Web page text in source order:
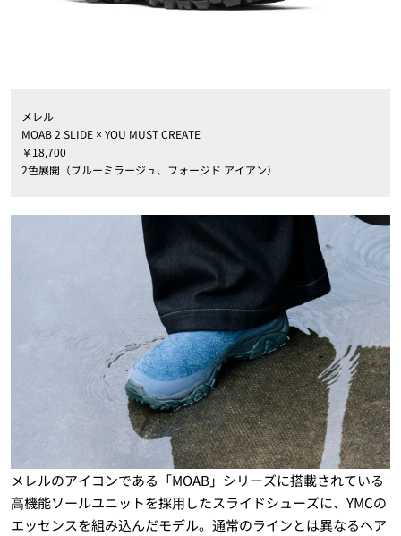
メレル
MOAB 2 SLIDE × YOU MUST CREATE
￥18,700
2色展開（ブルーミラージュ、フォージド アイアン）
メレルのアイコンである「MOAB」シリーズに搭載されている
⾼機能ソールユニットを採⽤したスライドシューズに、YMCの
エッセンスを組み込んだモデル。通常のラインとは異なるヘア